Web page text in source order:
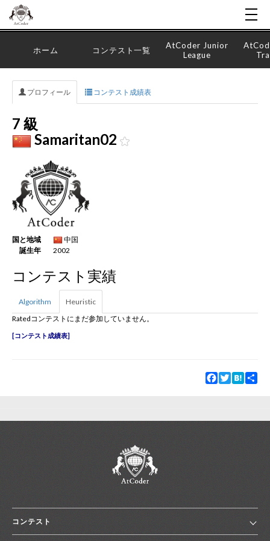
新規登録
ホーム コンテスト一覧
AtCoder Junior
League
プロフィール コンテスト成績表
7 級
Samaritan02
国と地域
中国
誕生年
2002
コンテスト実績
Algorithm
Heuristic
Ratedコンテストにまだ参加していません。
コンテスト成績表
Facebook
TwitterHatena
コンテスト